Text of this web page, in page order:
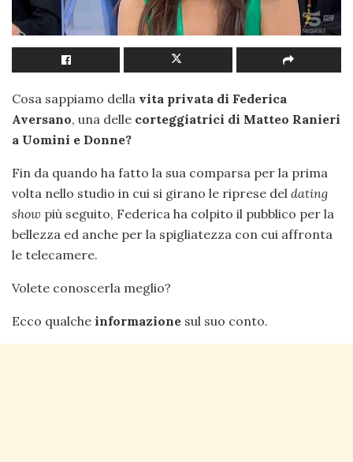
Cosa sappiamo della vita privata di Federica
Aversano, una delle corteggiatrici di Matteo Ranieri
a Uomini e Donne?
Fin da quando ha fatto la sua comparsa per la prima
volta nello studio in cui si girano le riprese del dating
show più seguito, Federica ha colpito il pubblico per la
bellezza ed anche per la spigliatezza con cui affronta
le telecamere.
Volete conoscerla meglio?
Ecco qualche informazione sul suo conto.